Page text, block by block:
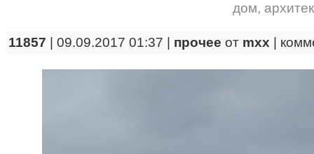
дом,
11857 | 09.09.2017 01:37 | прочее от mxx